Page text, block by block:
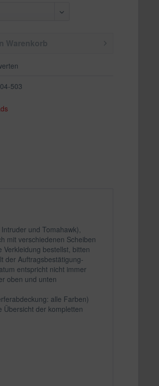
503
und Tomahawk),
mit verschiedenen Scheiben
bestellst, bitten
der Auftragsbestätigung-
entspricht nicht immer
oben und unten
alle Farben)
Übersicht der kompletten